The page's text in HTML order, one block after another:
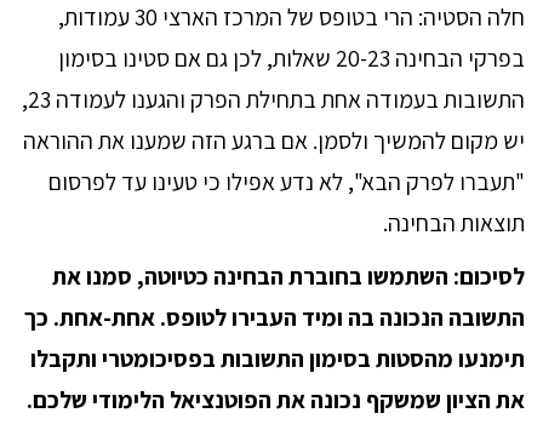
חלה הסטיה: הרי בטופס של המרכז הארצי 30 עמודות,
בפרקי הבחינה 20-23 שאלות, לכן גם אם סטינו בסימון
התשובות בעמודה אחת בתחילת הפרק והגענו לעמודה 23,
יש מקום להמשיך ולסמן. אם ברגע הזה שמענו את ההוראה
"תעברו לפרק הבא", לא נדע אפילו כי טעינו עד לפרסום
תוצאות הבחינה.
לסיכום: השתמשו בחוברת הבחינה כטיוטה, סמנו את
התשובה הנכונה בה ומיד העבירו לטופס. אחת-אחת. כך
תימנעו מהסטות בסימון התשובות בפסיכומטרי ותקבלו
את הציון שמשקף נכונה את הפוטנציאל הלימודי שלכם.